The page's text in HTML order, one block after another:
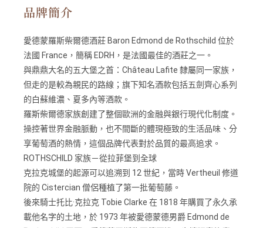
品牌簡介
愛德蒙羅斯柴爾德酒莊 Baron Edmond de Rothschild 位於
法國 France，簡稱 EDRH，是法國最佳的酒莊之一。
與鼎鼎大名的五大堡之首：Château Lafite 隸屬同一家族，
但走的是較為親民的路線；旗下知名酒款包括五劍齊心系列
的白蘇維濃、夏多內等酒款。
羅斯柴爾德家族創建了整個歐洲的金融與銀行現代化制度。
操控著世界金融脈動，也不間斷的體現極致的生活品味、分
享葡萄酒的熱情，這個品牌代表對於品質的最高追求。
ROTHSCHILD 家族－從拉菲堡到全球
克拉克城堡的起源可以追溯到 12 世紀，當時 Vertheuil 修道
院的 Cistercian 僧侶種植了第一批葡萄藤。
後來騎士托比·克拉克 Tobie Clarke 在 1818 年購買了永久承
載他名字的土地，於 1973 年被愛德蒙德男爵 Edmond de